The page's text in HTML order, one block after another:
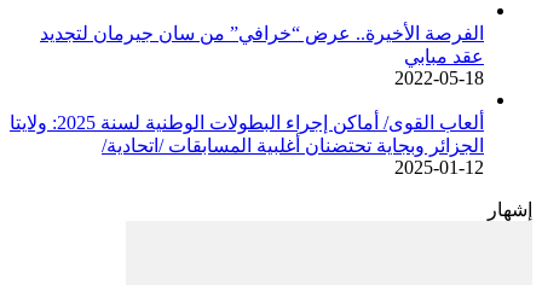
الفرصة الأخيرة.. عرض “خرافي” من سان جيرمان لتجديد
عقد مبابي
2022-05-18
ألعاب القوى/ أماكن إجراء البطولات الوطنية لسنة 2025: ولايتا
الجزائر وبجاية تحتضنان أغلبية المسابقات /اتحادية/
2025-01-12
إشهار